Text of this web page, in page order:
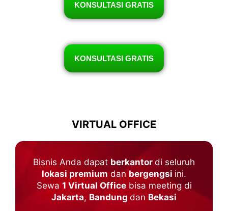
KONSULTASI GRATIS
KONSULTASI GRATIS
VIRTUAL OFFICE
Bisnis Anda dapat berkantor di seluruh
lokasi premium dan bergengsi ini.
Sewa 1 Virtual Officebisa meeting di
Jakarta, Bandung dan Bekasi